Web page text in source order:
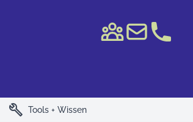
ISIN
build Tools + Wissen